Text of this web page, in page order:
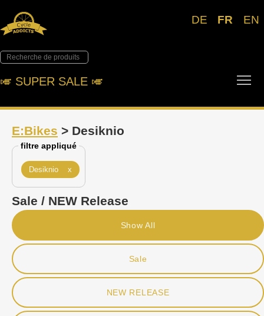
DE FR EN
🎺︎ SUPER SALE 🎺︎
E:Bikes > Desiknio
filtre appliqué
Desiknio x
Sale / NEW Release
Show All
Sale
NEW RELEASE